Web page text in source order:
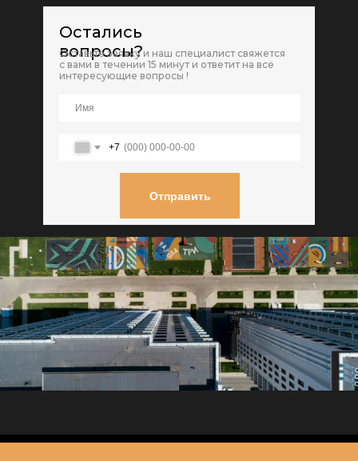
Остались
вопросы?
Оставьте заявку и наш специалист свяжется
с вами в течении 15 минут и ответит на все
интересующие вопросы !
+7
Отправить